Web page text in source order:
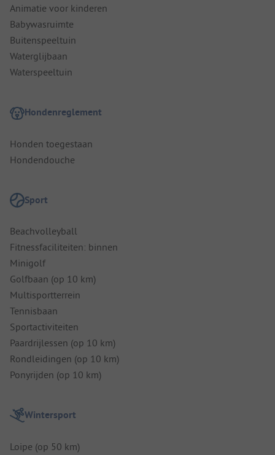
Animatie voor kinderen
Babywasruimte
Buitenspeeltuin
Waterglijbaan
Waterspeeltuin
Hondenreglement
Honden toegestaan
Hondendouche
Sport
Beachvolleyball
Fitnessfaciliteiten: binnen
Minigolf
Golfbaan (op 10 km)
Multisportterrein
Tennisbaan
Sportactiviteiten
Paardrijlessen (op 10 km)
Rondleidingen (op 10 km)
Ponyrijden (op 10 km)
Wintersport
Loipe (op 50 km)